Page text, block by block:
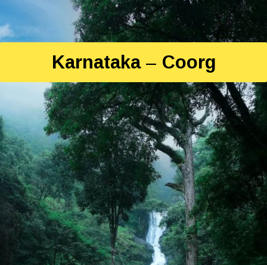
Karnataka – Coorg